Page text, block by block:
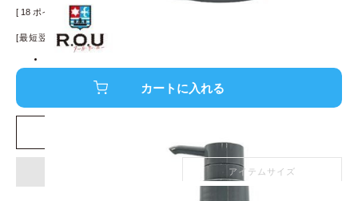
[ 18 ポイント進呈 ]
[最短翌日発送！] ※条件あり、
アイテムサイズ